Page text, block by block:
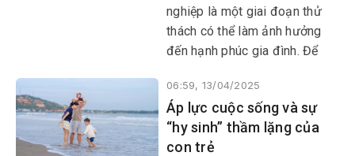
nghiệp là một giai đoạn thử
thách có thể làm ảnh hưởng
đến hạnh phúc gia đình. Để
vợ chồng cần có sự thấu hiểu,
chia sẻ và cùng nhau đối mặt
với khó khăn.
06:59, 13/04/2025
Áp lực cuộc sống và sự
“hy sinh” thầm lặng của
con trẻ